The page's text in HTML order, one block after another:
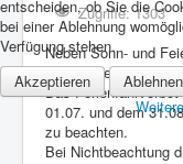
Zugriffe: 1303
Neben Sonn- und
auch in bestimmten
Das
01.07. und dem
zu beachten.
Bei Nichtbeachtung
entscheiden, ob Sie die
bei einer Ablehnung
Verfügung stehen.
Akzeptieren
Ablehnen